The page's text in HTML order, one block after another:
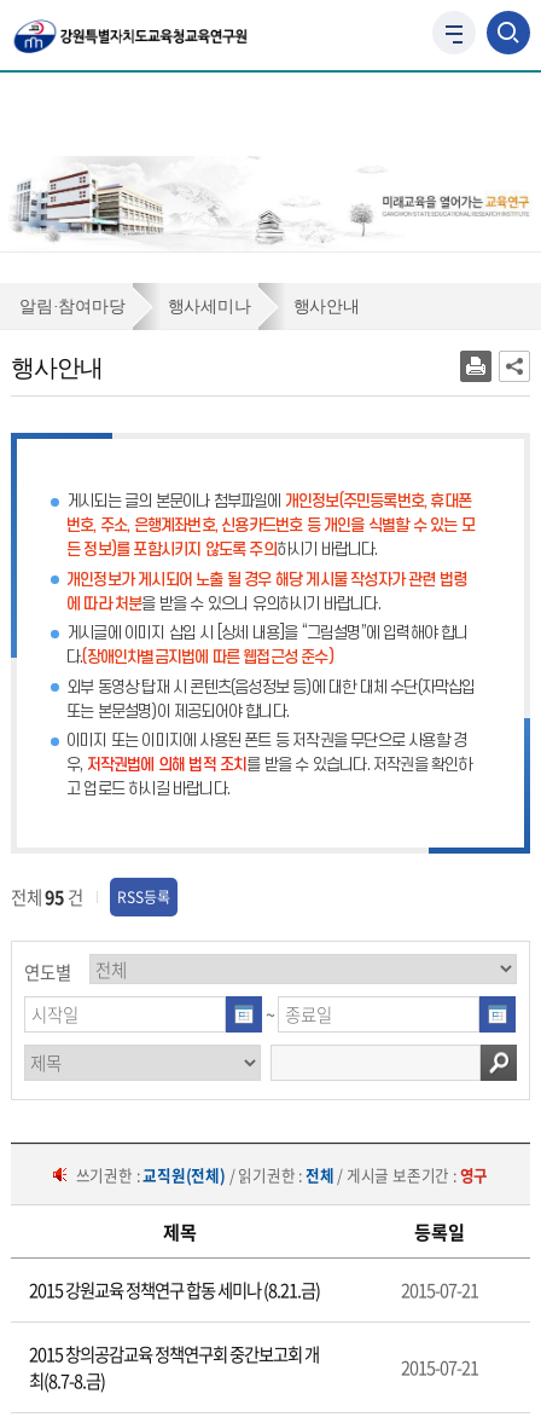
사
가
기
행
안
알림·참여마당 행사세미나 행사안내
행사안내
게시되는 글의 본문이나 첨부파일에 개인정보(주민등록번호, 휴대폰
번호, 주소, 은행계좌번호, 신용카드번호 등 개인을 식별할 수 있는 모
든 정보)를 포함시키지 않도록 주의하시기 바랍니다.
개인정보가 게시되어 노출 될 경우 해당 게시물 작성자가 관련 법령
에 따라 처분을 받을 수 있으니 유의하시기 바랍니다.
게시글에 이미지 삽입 시 [상세 내용]을 “그림설명”에 입력해야 합니
다.(장애인차별금지법에 따른 웹접근성 준수)
외부 동영상 탑재 시 콘텐츠(음성정보 등)에 대한 대체 수단(자막삽입
또는 본문설명)이 제공되어야 합니다.
이미지 또는 이미지에 사용된 폰트 등 저작권을 무단으로 사용할 경
우, 저작권법에 의해 법적 조치 를 받을 수 있습니다. 저작권을 확인하
고 업로드 하시길 바랍니다.
전체95건 RSS등록
연도별
~
쓰기권한 :교직원(전체) / 읽기권한 :전체 / 게시글 보존기간 :영구
안
제목 등록일
2015 강원교육 정책연구 합동 세미나 (8.21.금) 2015-07-21
2015 창의공감교육 정책연구회 중간보고회 개
최(8.7-8.금)
2015-07-21